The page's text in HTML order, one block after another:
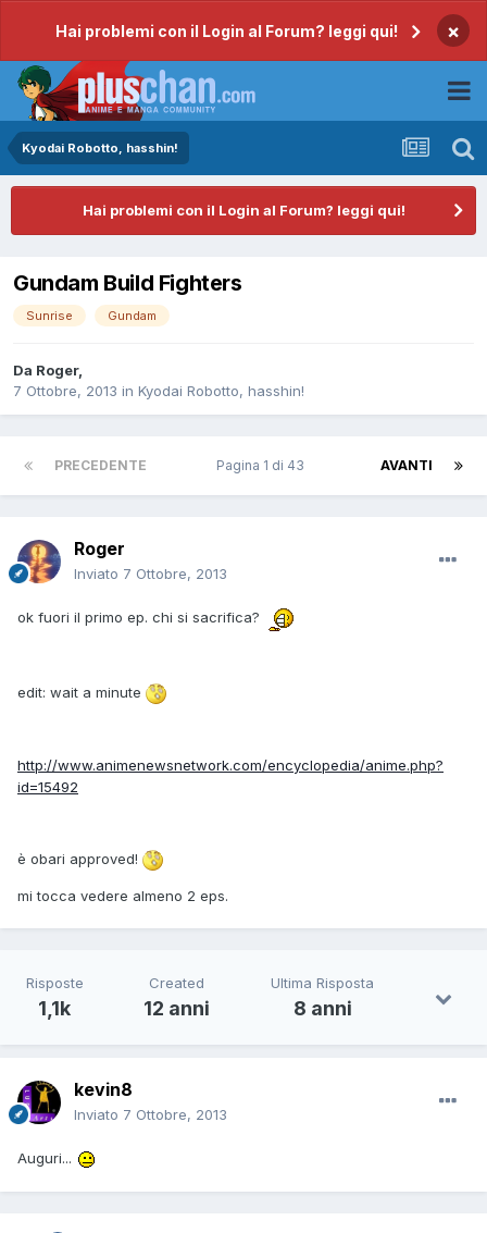
Hai problemi con il Login al Forum? leggi qui! ×
Kyodai Robotto, hasshin!
Hai problemi con il Login al Forum? leggi qui!
Gundam Build Fighters
Sunrise Gundam
Da Roger,
7 Ottobre, 2013 in Kyodai Robotto, hasshin!
PRECEDENTE AVANTI
Pagina 1 di 43
Roger
Inviato 7 Ottobre, 2013
ok fuori il primo ep. chi si sacrifica?
edit: wait a minute
http://www.animenewsnetwork.com/encyclopedia/anime.php?
id=15492
è obari approved!
mi tocca vedere almeno 2 eps.
Risposte
1,1k
Created
12 anni
Ultima Risposta
8 anni
kevin8
Inviato 7 Ottobre, 2013
Auguri...